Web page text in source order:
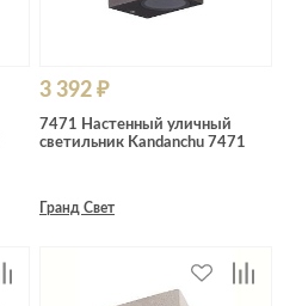
3 392 ₽
7471 Настенный уличный
светильник Kandanchu 7471
Гранд Свет